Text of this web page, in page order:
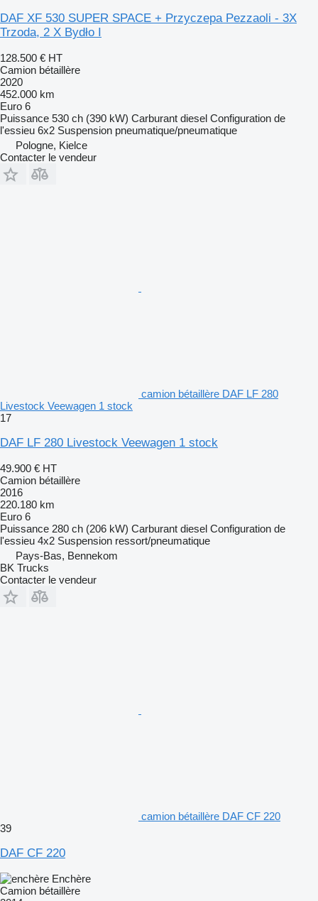
DAF XF 530 SUPER SPACE + Przyczepa Pezzaoli - 3X
Trzoda, 2 X Bydło I
128.500 € HT
Camion bétaillère
2020
452.000 km
Euro 6
Puissance 530 ch (390 kW) Carburant diesel Configuration de
l'essieu 6x2 Suspension pneumatique/pneumatique
Pologne, Kielce
Contacter le vendeur
camion bétaillère DAF LF 280
Livestock Veewagen 1 stock
17
DAF LF 280 Livestock Veewagen 1 stock
49.900 € HT
Camion bétaillère
2016
220.180 km
Euro 6
Puissance 280 ch (206 kW) Carburant diesel Configuration de
l'essieu 4x2 Suspension ressort/pneumatique
Pays-Bas, Bennekom
BK Trucks
Contacter le vendeur
camion bétaillère DAF CF 220
39
DAF CF 220
Enchère
Camion bétaillère